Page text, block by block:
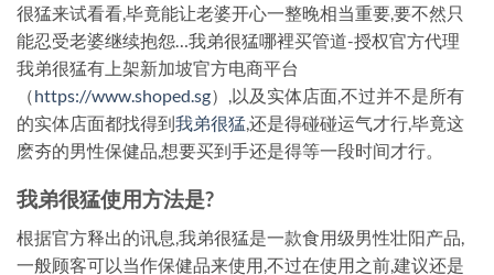
很猛来试看看,毕竟能让老婆开心一整晚相当重要,要不然只
能忍受老婆继续抱怨…我弟很猛哪裡买管道-授权官方代理
我弟很猛有上架新加坡官方电商平台
（https://www.shoped.sg）,以及实体店面,不过并不是所有
的实体店面都找得到我弟很猛 ,还是得碰碰运气才行,毕竟这
麽夯的男性保健品,想要买到手还是得等一段时间才行。
我弟很猛使用方法是?
根据官方释出的讯息,我弟很猛是一款食用级男性壮阳产品,
一般顾客可以当作保健品来使用,不过在使用之前,建议还是